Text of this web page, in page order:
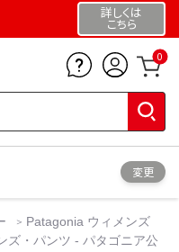
詳しくは
こちら
0
変更
Patagonia ウィメンズ
ズ・パンツ - パタゴニア公